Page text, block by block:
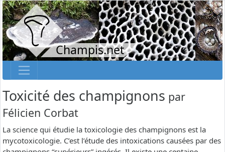
Champis.net
Toxicité des champignons par
Félicien Corbat
La science qui étudie la toxicologie des champignons est la
mycotoxicologie. C’est l’étude des intoxications causées par des